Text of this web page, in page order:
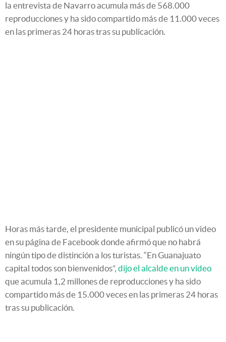
la entrevista de Navarro acumula más de 568.000
reproducciones y ha sido compartido más de 11.000 veces
en las primeras 24 horas tras su publicación.
Horas más tarde, el presidente municipal publicó un video
en su página de Facebook donde afirmó que no habrá
ningún tipo de distinción a los turistas. “En Guanajuato
capital todos son bienvenidos”, dijo el alcalde en un video
que acumula 1,2 millones de reproducciones y ha sido
compartido más de 15.000 veces en las primeras 24 horas
tras su publicación.